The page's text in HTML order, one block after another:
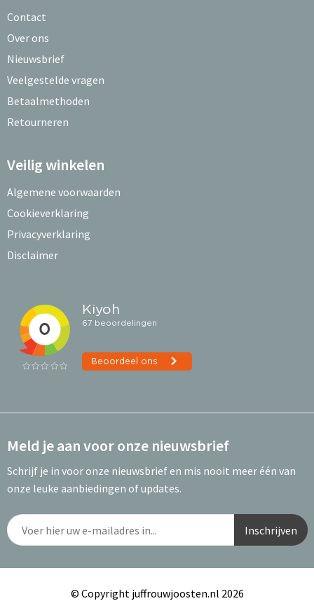
Contact
Over ons
Nieuwsbrief
Veelgestelde vragen
Betaalmethoden
Retourneren
Veilig winkelen
Algemene voorwaarden
Cookieverklaring
Privacyverklaring
Disclaimer
Meld je aan voor onze nieuwsbrief
Schrijf je in voor onze nieuwsbrief en mis nooit meer één van
onze leuke aanbiedingen of updates.
© Copyright juffrouwjoosten.nl 2026